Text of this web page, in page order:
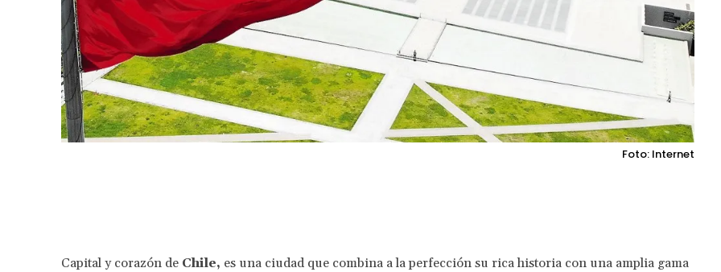
Foto: Internet
Capital y corazón de Chile, es una ciudad que combina a la perfección su rica historia con una amplia gama